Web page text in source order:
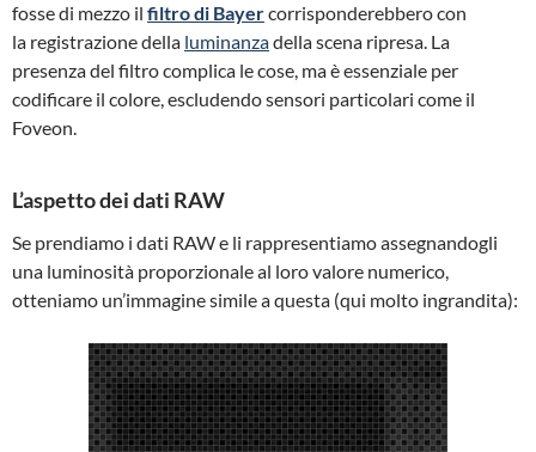
fosse di mezzo il filtro di Bayercorrisponderebbero con
la registrazione della luminanzadella scena ripresa. La
presenza del filtro complica le cose, ma è essenziale per
codificare il colore, escludendo sensori particolari come il
Foveon.
L’aspetto dei dati RAW
Se prendiamo i dati RAW e li rappresentiamo assegnandogli
una luminosità proporzionale al loro valore numerico,
otteniamo un’immagine simile a questa (qui molto ingrandita):